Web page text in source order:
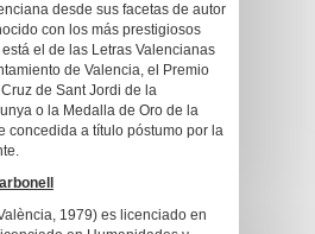
desde sus facetas de autor
con los más prestigiosos
el de las Letras Valencianas
de Valencia, el Premio
de Sant Jordi de la
o la Medalla de Oro de la
concedida a título póstumo por la
1979) es licenciado en